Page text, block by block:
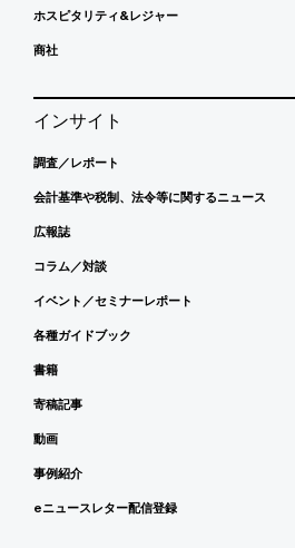
ホスピタリティ&レジャー
商社
インサイト
調査／レポート
会計基準や税制、法令等に関するニュース
広報誌
コラム／対談
イベント／セミナーレポート
各種ガイドブック
書籍
寄稿記事
動画
事例紹介
eニュースレター配信登録